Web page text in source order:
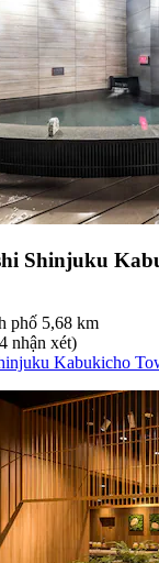
Shinjuku
phố 5,68 km
nhận xét)
Kabukicho